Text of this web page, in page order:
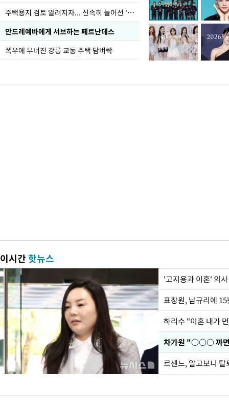
주택용지 검토 알려지자... 신속히 늘어선 '근조화환'
안드레예바에게 서브하는 페르난데스
폭우에 무너진 강릉 교동 주택 담벼락
이시간핫뉴스
'고지용과 이혼' 의
하리수 "이혼 내가
르센느, 알고보니 탈